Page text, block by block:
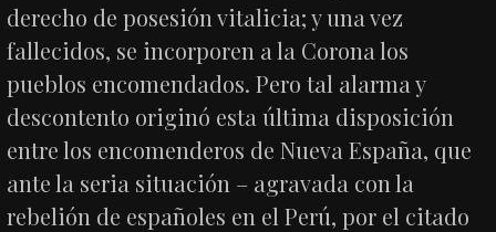
derecho de posesión vitalicia; y una vez
fallecidos, se incorporen a la Corona los
pueblos encomendados. Pero tal alarma y
descontento originó esta última disposición
entre los encomenderos de Nueva España, que
ante la seria situación – agravada con la
rebelión de españoles en el Perú, por el citado